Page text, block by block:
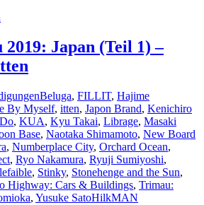
2019: Japan (Teil 1) –
Beluga, FILLIT, Hajime
By Myself, itten, Japon Brand, Kenichiro
, KUA, Kyu Takai, Librage, Masaki
Base, Naotaka Shimamoto, New Board
, Numberplace City, Orchard Ocean,
, Ryo Nakamura, Ryuji Sumiyoshi,
, Stinky, Stonehenge and the Sun,
Highway: Cars & Buildings, Trimau:
, Yusuke SatoHilkMAN